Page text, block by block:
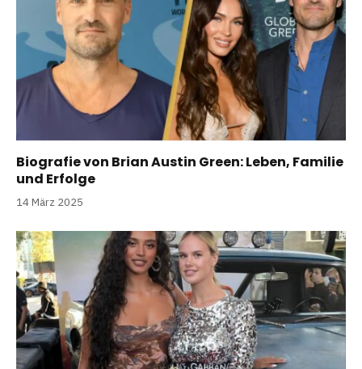
Biografie von Brian Austin Green: Leben, Familie
und Erfolge
14 März 2025